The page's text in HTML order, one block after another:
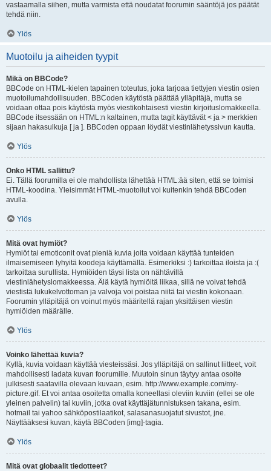
vastaamalla siihen, mutta varmista että noudatat foorumin sääntöjä jos päätät
tehdä niin.
Ylös
Muotoilu ja aiheiden tyypit
Mikä on BBCode?
BBCode on HTML-kielen tapainen toteutus, joka tarjoaa tiettyjen viestin osien
muotoilumahdollisuuden. BBCoden käytöstä päättää ylläpitäjä, mutta se
voidaan ottaa pois käytöstä myös viestikohtaisesti viestin kirjoituslomakkeella.
BBCode itsessään on HTML:n kaltainen, mutta tagit käyttävät < ja > merkkien
sijaan hakasulkuja [ ja ]. BBCoden oppaan löydät viestinlähetyssivun kautta.
Ylös
Onko HTML sallittu?
Ei. Tällä foorumilla ei ole mahdollista lähettää HTML:ää siten, että se toimisi
HTML-koodina. Yleisimmät HTML-muotoilut voi kuitenkin tehdä BBCoden
avulla.
Ylös
Mitä ovat hymiöt?
Hymiöt tai emoticonit ovat pieniä kuvia joita voidaan käyttää tunteiden
ilmaisemiseen lyhyitä koodeja käyttämällä. Esimerkiksi :) tarkoittaa iloista ja :(
tarkoittaa surullista. Hymiöiden täysi lista on nähtävillä
viestinlähetyslomakkeessa. Älä käytä hymiöitä liikaa, sillä ne voivat tehdä
viestistä lukukelvottoman ja valvoja voi poistaa niitä tai viestin kokonaan.
Foorumin ylläpitäjä on voinut myös määritellä rajan yksittäisen viestin
hymiöiden määrälle.
Ylös
Voinko lähettää kuvia?
Kyllä, kuvia voidaan käyttää viesteissäsi. Jos ylläpitäjä on sallinut liitteet, voit
mahdollisesti ladata kuvan foorumille. Muutoin sinun täytyy antaa osoite
julkisesti saatavilla olevaan kuvaan, esim. http://www.example.com/my-
picture.gif. Et voi antaa osoitetta omalla koneellasi oleviin kuviin (ellei se ole
yleinen palvelin) tai kuviin, jotka ovat käyttäjätunnistuksen takana, esim.
hotmail tai yahoo sähköpostilaatikot, salasanasuojatut sivustot, jne.
Näyttääksesi kuvan, käytä BBCoden [img]-tagia.
Ylös
Mitä ovat globaalit tiedotteet?